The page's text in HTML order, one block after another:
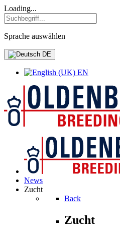
Loading...
Sprache auswählen
DE
EN
News
Zucht
Back
Zucht